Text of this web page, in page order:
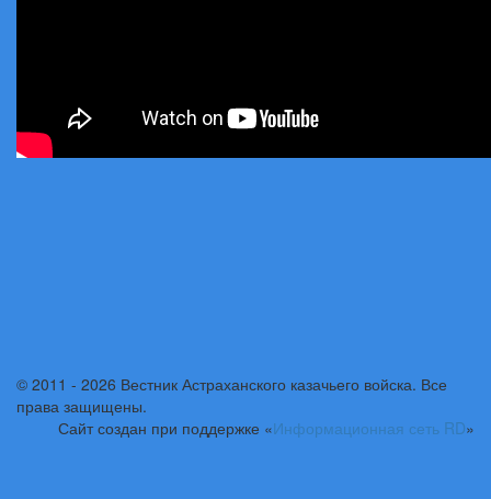
© 2011 - 2026 Вестник Астраханского казачьего войска. Все
права защищены.
Сайт создан при поддержке «Информационная сеть RD»